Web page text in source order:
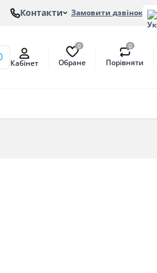
Контакти Замовити дзвінок
Кабінет
0
Обране
0
Порівняти